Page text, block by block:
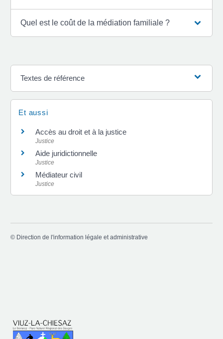
Quel est le coût de la médiation familiale ?
Textes de référence
Et aussi
Accès au droit et à la justice
Justice
Aide juridictionnelle
Justice
Médiateur civil
Justice
© Direction de l'information légale et administrative